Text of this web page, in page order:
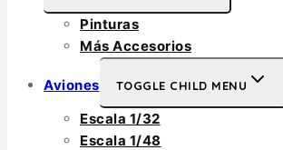
Pinturas
Más Accesorios
Aviones TOGGLE CHILD MENU
Escala 1/32
Escala 1/48